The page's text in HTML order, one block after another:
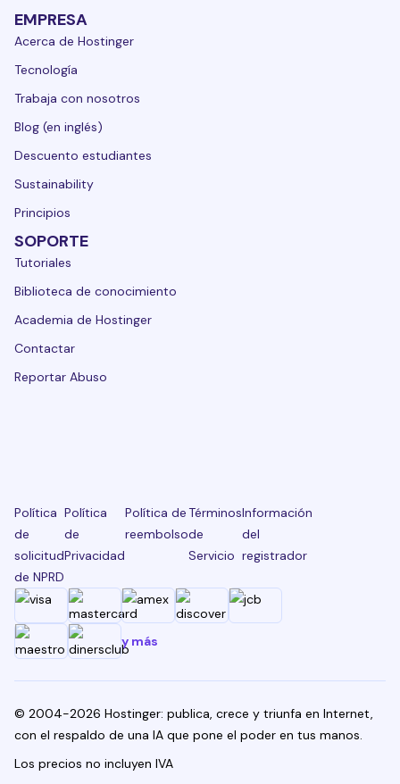
EMPRESA
Acerca de Hostinger
Tecnología
Trabaja con nosotros
Blog (en inglés)
Descuento estudiantes
Sustainability
Principios
SOPORTE
Tutoriales
Biblioteca de conocimiento
Academia de Hostinger
Contactar
Reportar Abuso
Política
de
solicitud
de NPRD
Política
de
Privacidad
Política de
reembolso
Términos
de
Servicio
Información
del
registrador
y más
© 2004-2026 Hostinger: publica, crece y triunfa en Internet,
con el respaldo de una IA que pone el poder en tus manos.
Los precios no incluyen IVA